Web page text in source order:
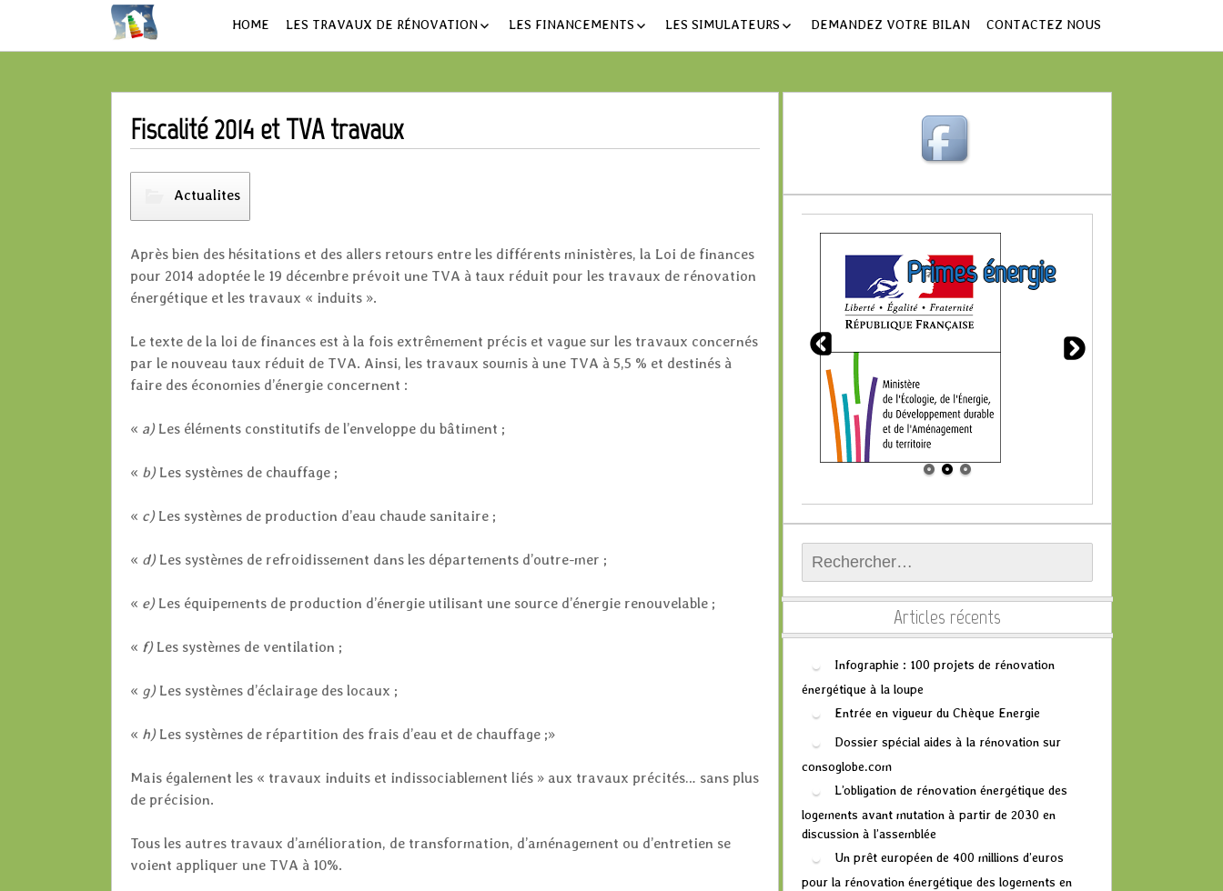
HOME LES TRAVAUX DE RÉNOVATION
PRODUCTION D’EAU CHAUDE
LES FINANCEMENTS
LES AIDES DE L’ANAH
LES SIMULATEURS
PRIMES ÉNERGIE
DEMANDEZ VOTRE BILAN CONTACTEZ NOUS
Fiscalité 2014 et TVA travaux
Actualites
Après bien des hésitations et des allers retours entre les différents ministères, la Loi de finances
pour 2014 adoptée le 19 décembre prévoit une TVA à taux réduit pour les travaux de rénovation
énergétique et les travaux « induits ».
Le texte de la loi de finances est à la fois extrêmement précis et vague sur les travaux concernés
par le nouveau taux réduit de TVA. Ainsi, les travaux soumis à une TVA à 5,5 % et destinés à
faire des économies d’énergie concernent :
« a) Les éléments constitutifs de l’enveloppe du bâtiment ;
« b) Les systèmes de chauffage ;
« c) Les systèmes de production d’eau chaude sanitaire ;
« d) Les systèmes de refroidissement dans les départements d’outre-mer ;
« e) Les équipements de production d’énergie utilisant une source d’énergie renouvelable ;
« f) Les systèmes de ventilation ;
« g) Les systèmes d’éclairage des locaux ;
« h) Les systèmes de répartition des frais d’eau et de chauffage ;»
Mais également les « travaux induits et indissociablement liés » aux travaux précités… sans plus
de précision.
Tous les autres travaux d’amélioration, de transformation, d’aménagement ou d’entretien se
voient appliquer une TVA à 10%.
Primes énergie Primes énergie
Financement
Articles récents
Infographie : 100 projets de rénovation
énergétique à la loupe
Entrée en vigueur du Chèque Energie
Dossier spécial aides à la rénovation sur
consoglobe.com
L’obligation de rénovation énergétique des
logements avant mutation à partir de 2030 en
discussion à l’assemblée
Un prêt européen de 400 millions d’euros
pour la rénovation énergétique des logements en